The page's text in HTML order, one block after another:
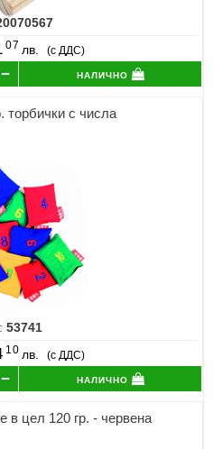
07 лв. (с ДДС)
налично
торбички с числа
53741
10 лв. (с ДДС)
налично
в цел 120 гр. - червена